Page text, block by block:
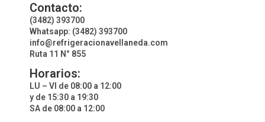
Contacto:
(3482) 393700
Whatsapp: (3482) 393700
info@refrigeracionavellaneda.com
Ruta 11 N° 855
Horarios:
LU – VI de 08:00 a 12:00
y de 15:30 a 19:30
SA de 08:00 a 12:00